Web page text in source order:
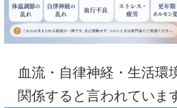
血流・自律神経・生活環
関係すると言われていま